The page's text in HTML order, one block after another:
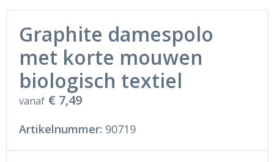
Graphite damespolo
met korte mouwen
biologisch textiel
vanaf € 7,49
Artikelnummer: 90719